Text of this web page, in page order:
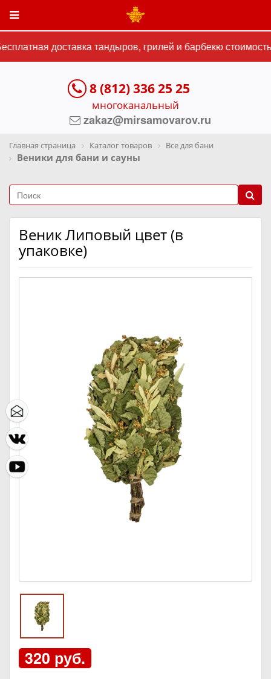
доставка тандыров, грилей и барбекю
8 (812) 336 25 25
многоканальный
zakaz@mirsamovarov.ru
Главная страница Каталог товаров Все для бани
Веники для бани и сауны
Веник Липовый цвет (в
упаковке)
320 руб.